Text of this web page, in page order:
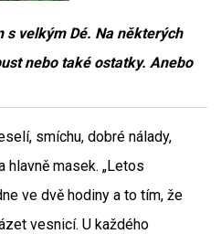
s velkým Dé. Na některých
nebo také ostatky. Anebo
smíchu, dobré nálady,
hlavně masek. „Letos
ve dvě hodiny a to tím, že
vesnicí. U každého